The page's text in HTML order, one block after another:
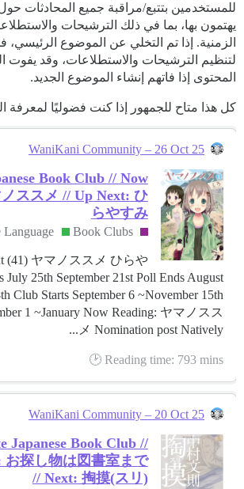
للمستخدمين بتتبع/مراقبة جميع المحادثات
يهتمون بها، بما في ذلك الترشيحات
الزمنية. إذا تم التخلي عن الموضوع
لتنظيم الترشيحات والاستطلاعات، وقد يفوت
المحتوى إذا فاتهم إنشاء الموضوع الجديد.
كل هذا متاح للجمهور إذا كنت فضوليًا لمعرفة
WaniKani Community – 26 Oct 25
Book Club // Now
ススメ // Up Next: ひ
らやすみ
Language Book Clubs
(41) ヤマノススメ ひらや
July 25th September 21st Poll Ends August
Club Starts September 6 ~November 15th
1 ~January Now Reading: ヤマノスス
メ Nomination post Natively...
Reading time: 793 mins 🕑
WaniKani Community – 20 Oct 25
Japanese Book Club //
お探し物は図書室まで
// Next: 掏摸(スリ)